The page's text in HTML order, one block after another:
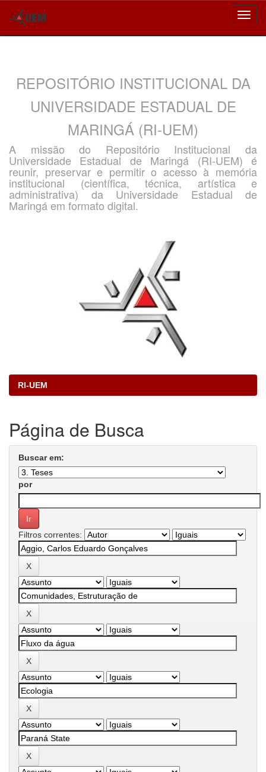
REPOSITÓRIO INSTITUCIONAL DA
UNIVERSIDADE ESTADUAL DE
MARINGÁ (RI-UEM)
A missão do Repositório Institucional da
Universidade Estadual de Maringá (RI-UEM) é
reunir, preservar e permitir o acesso à memória
institucional (científica, técnica, artística e
administrativa) da Universidade Estadual de
Maringá em formato digital.
RI-UEM
Página de Busca
Buscar em:
por
Filtros correntes: